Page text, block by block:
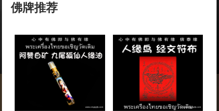
佛牌推荐